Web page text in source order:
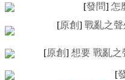
[發問] 怎
[原創] 戰亂之聲
[原創] 想要 戰亂之
[